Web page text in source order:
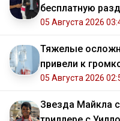
бесплатную
05 Августа 2026
Тяжелые
привели к
05 Августа 2026
Звезда Майкла